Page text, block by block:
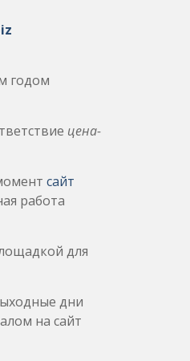
годом
цена-
сайт
работа
для
дни
на сайт